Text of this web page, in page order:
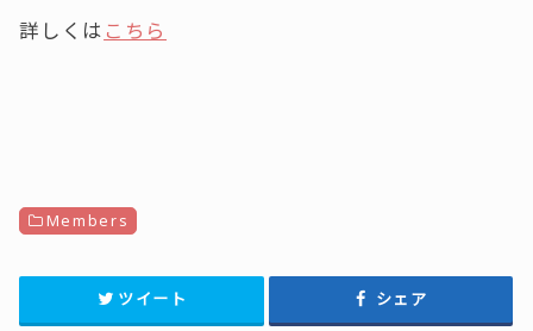
詳しくは こちら
Members
ツイート シェア